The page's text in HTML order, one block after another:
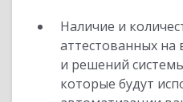
Наличие и
аттестованных на
и решений
которые будут